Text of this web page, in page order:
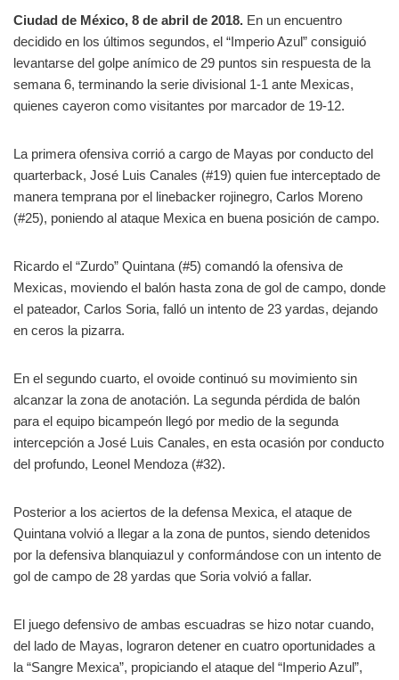
Ciudad de México, 8 de abril de 2018. En un encuentro
decidido en los últimos segundos, el “Imperio Azul” consiguió
levantarse del golpe anímico de 29 puntos sin respuesta de la
semana 6, terminando la serie divisional 1-1 ante Mexicas,
quienes cayeron como visitantes por marcador de 19-12.
La primera ofensiva corrió a cargo de Mayas por conducto del
quarterback, José Luis Canales (#19) quien fue interceptado de
manera temprana por el linebacker rojinegro, Carlos Moreno
(#25), poniendo al ataque Mexica en buena posición de campo.
Ricardo el “Zurdo” Quintana (#5) comandó la ofensiva de
Mexicas, moviendo el balón hasta zona de gol de campo, donde
el pateador, Carlos Soria, falló un intento de 23 yardas, dejando
en ceros la pizarra.
En el segundo cuarto, el ovoide continuó su movimiento sin
alcanzar la zona de anotación. La segunda pérdida de balón
para el equipo bicampeón llegó por medio de la segunda
intercepción a José Luis Canales, en esta ocasión por conducto
del profundo, Leonel Mendoza (#32).
Posterior a los aciertos de la defensa Mexica, el ataque de
Quintana volvió a llegar a la zona de puntos, siendo detenidos
por la defensiva blanquiazul y conformándose con un intento de
gol de campo de 28 yardas que Soria volvió a fallar.
El juego defensivo de ambas escuadras se hizo notar cuando,
del lado de Mayas, lograron detener en cuatro oportunidades a
la “Sangre Mexica”, propiciando el ataque del “Imperio Azul”,